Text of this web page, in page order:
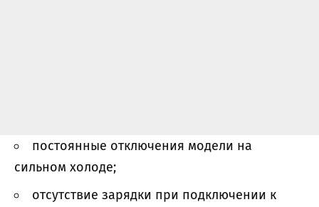
постоянные отключения модели на
сильном холоде;
отсутствие зарядки при подключении к